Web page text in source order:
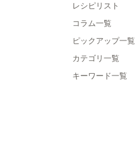
レシピリスト
コラム一覧
ピックアップ一覧
カテゴリ一覧
キーワード一覧